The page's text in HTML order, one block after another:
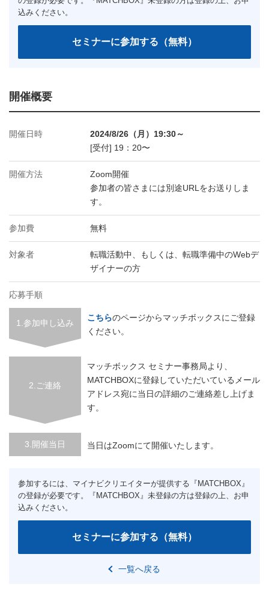
開催概要
開催日時
2024/8/26（月）19:30～
[受付] 19：20〜
開催方法
Zoom開催
参加者の皆さまには別途URLをお送りしま
す。
参加費 無料
対象者
転職活動中、もしくは、転職準備中のWebデ
ザイナーの方
応募手順
1.参加申し込み
こちらのページからマッチボックスにご登録
ください。
2.ご連絡
マッチボックス セミナー事務局より、
MATCHBOXに登録していただいているメール
アドレス宛に当日の詳細のご連絡差し上げま
す。
3.開催当日 当日はZoomにて開催いたします。
一覧へ戻る